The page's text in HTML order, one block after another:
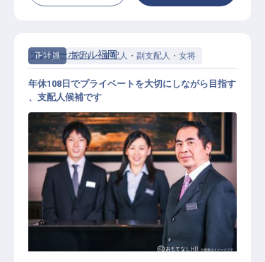
正社員 宿泊 支配人・副支配人・女将
支配人・副支配人・女将 / 正社員
ランドーホテル福岡
年休108日でプライベートを大切にしながら目指す
、支配人候補です